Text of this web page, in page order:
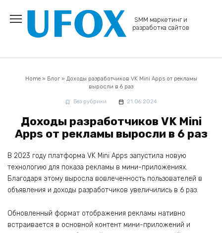
содержанию
SMM маркетинг и
разработка сайтов
Home» Блог» Доходы разработчиков VK Mini Apps от рекламы
выросли в 6 раз
Без рубрики 21.06.2024
Доходы разработчиков VK Mini
Apps от рекламы выросли в 6 раз
В 2023 году платформа VK Mini Apps запустила новую
технологию для показа рекламы в мини-приложениях.
Благодаря этому выросла вовлеченность пользователей в
объявления и доходы разработчиков увеличились в 6 раз.
Обновленный формат отображения рекламы нативно
встраивается в основной контент мини-приложений и